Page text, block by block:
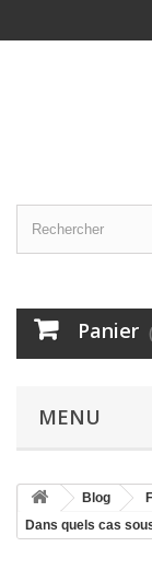
Panier
MENU
Blog
Dans quels cas